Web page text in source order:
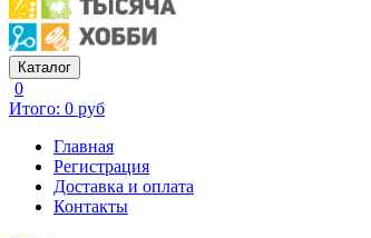
Каталог
0
Итого: 0 руб
Главная
Регистрация
Доставка и оплата
Контакты